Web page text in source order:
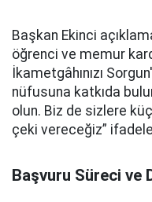
Başkan Ekinci
öğrenci ve memur
İkametgâhınızı
nüfusuna katkıda
olun. Biz de sizlere
çeki vereceğiz”
Başvuru Süreci ve